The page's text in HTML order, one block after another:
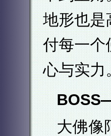
地形也是
付每一个
心与实力
大佛像